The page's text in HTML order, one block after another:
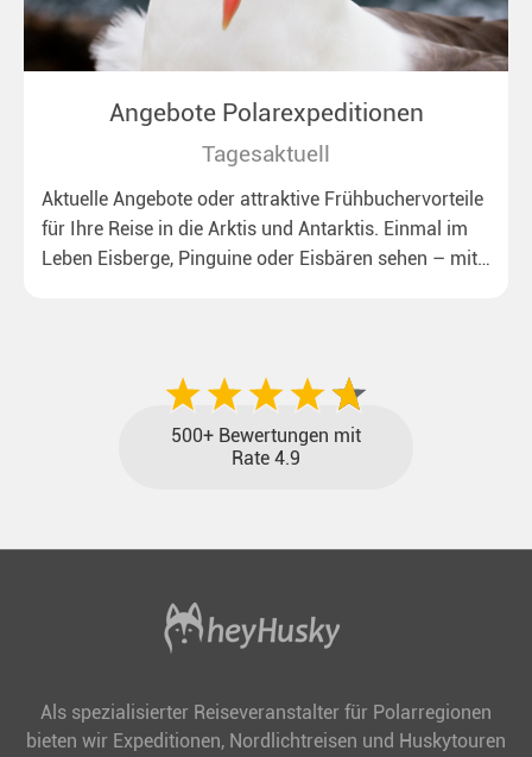
Angebote Polarexpeditionen
Tagesaktuell
Aktuelle Angebote oder attraktive Frühbuchervorteile
für Ihre Reise in die Arktis und Antarktis. Einmal im
Leben Eisberge, Pinguine oder Eisbären sehen – mit
500+ Bewertungen mit
Rate 4.9
Als spezialisierter Reiseveranstalter für Polarregionen
bieten wir Expeditionen, Nordlichtreisen und Huskytouren